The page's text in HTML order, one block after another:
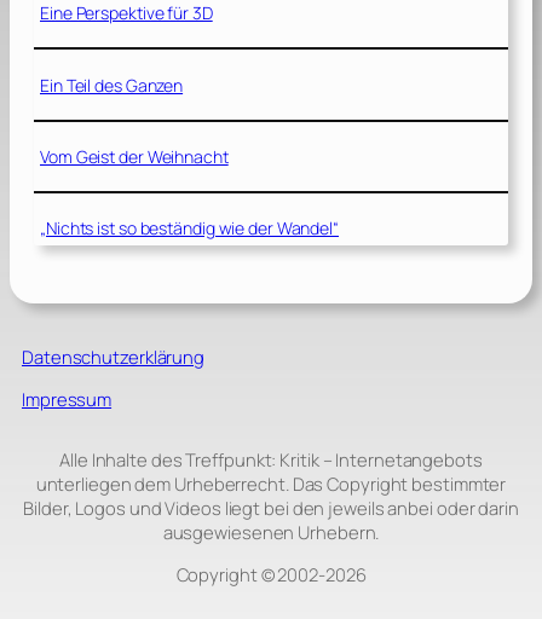
Eine Perspektive für 3D
Ein Teil des Ganzen
Vom Geist der Weihnacht
„Nichts ist so beständig wie der Wandel“
Datenschutzerklärung
Impressum
Alle Inhalte des Treffpunkt: Kritik – Internetangebots
unterliegen dem Urheberrecht. Das Copyright bestimmter
Bilder, Logos und Videos liegt bei den jeweils anbei oder darin
ausgewiesenen Urhebern.
Copyright © 2002‑2026